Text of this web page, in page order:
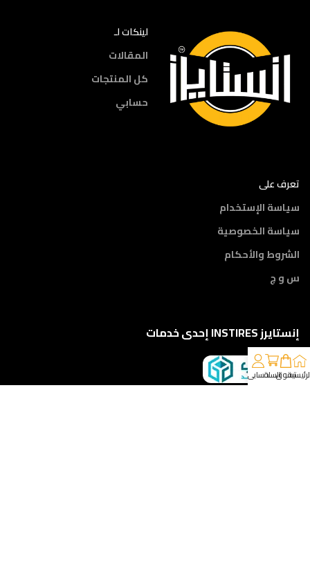
لينكات لـ
المقالات
كل المنتجات
حسابي
تعرف على
سياسة الإستخدام
سياسة الخصوصية
الشروط والأحكام
س و ج
إنستايرز INSTIRES إحدى خدمات
تسوقالسلةحسابي